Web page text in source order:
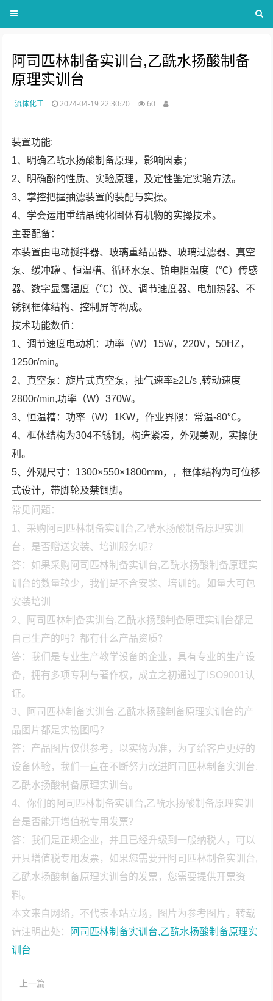
阿司匹林制备实训台,乙酰水扬酸制备
原理实训台
流体化工 2024-04-19 22:30:20 60
装置功能:
1、明确乙酰水扬酸制备原理，影响因素；
2、明确酚的性质、实验原理，及定性鉴定实验方法。
3、掌控把握抽滤装置的装配与实操。
4、学会运用重结晶纯化固体有机物的实操技术。
主要配备：
本装置由电动搅拌器、玻璃重结晶器、玻璃过滤器、真空
泵、缓冲罐 、恒温槽、循环水泵、铂电阻温度（℃）传感
器、数字显露温度（℃）仪、调节速度器、电加热器、不
锈钢框体结构、控制屏等构成。
技术功能数值：
1、调节速度电动机：功率（W）15W，220V，50HZ，
1250r/min。
2、真空泵：旋片式真空泵，抽气速率≥2L/s ,转动速度
2800r/min,功率（W）370W。
3、恒温槽：功率（W）1KW，作业界限：常温-80℃。
4、框体结构为304不锈钢，构造紧凑，外观美观，实操便
利。
5、外观尺寸：1300×550×1800mm，，框体结构为可位移
式设计，带脚轮及禁锢脚。
常见问题：
1、采购阿司匹林制备实训台,乙酰水扬酸制备原理实训
台，是否赠送安装、培训服务呢？
答：如果采购阿司匹林制备实训台,乙酰水扬酸制备原理实
训台的数量较少，我们是不含安装、培训的。如量大可包
安装培训
2、阿司匹林制备实训台,乙酰水扬酸制备原理实训台都是
自己生产的吗？都有什么产品资质？
答：我们是专业生产教学设备的企业，具有专业的生产设
备，拥有多项专利与著作权，成立之初通过了ISO9001认
证。
3、阿司匹林制备实训台,乙酰水扬酸制备原理实训台的产
品图片都是实物图吗？
答：产品图片仅供参考，以实物为准，为了给客户更好的
设备体验，我们一直在不断努力改进阿司匹林制备实训台,
乙酰水扬酸制备原理实训台。
4、你们的阿司匹林制备实训台,乙酰水扬酸制备原理实训
台是否能开增值税专用发票？
答：我们是正规企业，并且已经升级到一般纳税人，可以
开具增值税专用发票，如果您需要开阿司匹林制备实训台,
乙酰水扬酸制备原理实训台的发票，您需要提供开票资
料。
本文来自网络，不代表本站立场，图片为参考图片，转载
请注明出处：
阿司匹林制备实训台,乙酰水扬酸制备原理实
训台
上一篇